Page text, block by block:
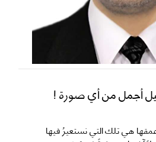
أجمل من أي صورة !
هي تلك التي نستعيرُ فيها